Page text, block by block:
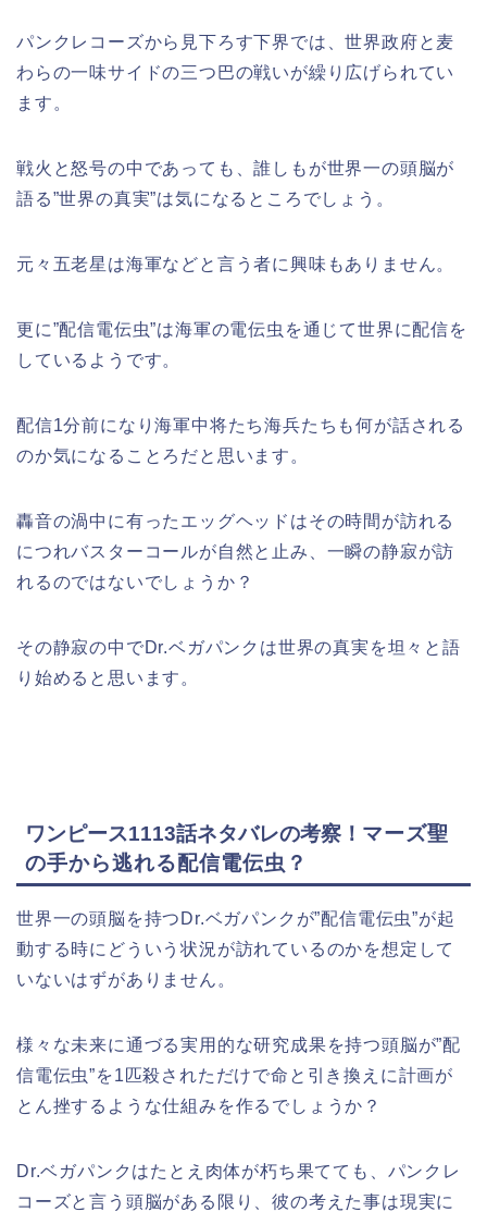
パンクレコーズから見下ろす下界では、世界政府と麦
わらの一味サイドの三つ巴の戦いが繰り広げられてい
ます。
戦火と怒号の中であっても、誰しもが世界一の頭脳が
語る”世界の真実”は気になるところでしょう。
元々 五老星は海軍などと言う者に興味もありません。
更に”配信電伝虫”は海軍の電伝虫を通じて世界に配信を
しているようです。
配信1分前になり海軍中将たち海兵たちも何が話される
のか気になることろだと思います。
轟音の渦中に有ったエッグヘッドはその時間が訪れる
につれバスターコールが自然と止み、一瞬の静寂が訪
れるのではないでしょうか？
その静寂の中でDr.ベガパンクは世界の真実を坦々と語
り始めると思います。
ワンピース1113話ネタバレの考察！ マーズ聖
の手から逃れる配信電伝虫？
世界一の頭脳を持つDr.ベガパンクが”配信電伝虫”が起
動する時にどういう状況が訪れているのかを想定して
いないはずがありません。
様々な未来に通づる実用的な研究成果を持つ頭脳が”配
信電伝虫”を1匹殺されただけで命と引き換えに計画が
とん挫するような仕組みを作るでしょうか？
Dr.ベガパンクはたとえ肉体が朽ち果てても、パンクレ
コーズと言う頭脳がある限り、彼の考えた事は現実に